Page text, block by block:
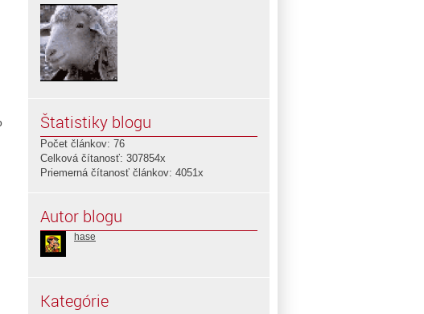
Štatistiky blogu
Počet článkov: 76
Celková čítanosť: 307854x
Priemerná čítanosť článkov: 4051x
Autor blogu
hase
Kategórie